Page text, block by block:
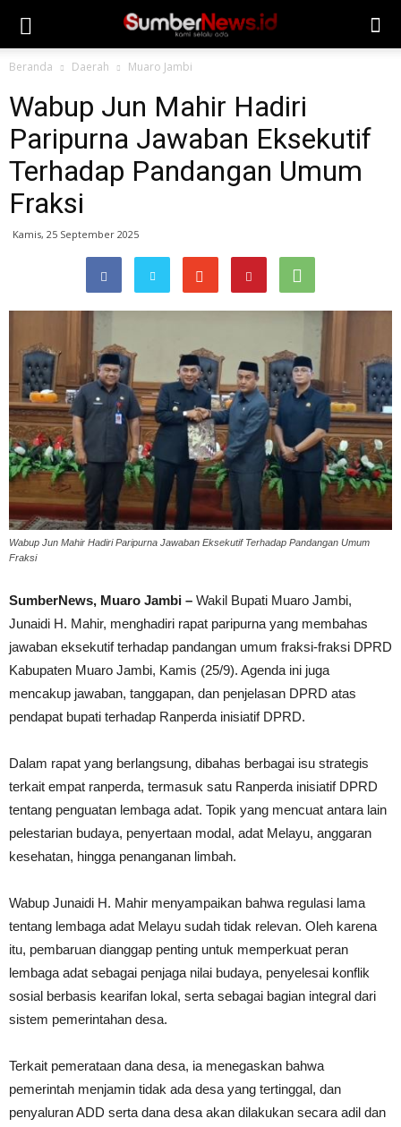
Beranda Daerah Muaro Jambi
Wabup Jun Mahir Hadiri
Paripurna Jawaban Eksekutif
Terhadap Pandangan Umum
Fraksi
Kamis, 25 September 2025
Wabup Jun Mahir Hadiri Paripurna Jawaban Eksekutif Terhadap Pandangan Umum
Fraksi
SumberNews, Muaro Jambi – Wakil Bupati Muaro Jambi,
Junaidi H. Mahir, menghadiri rapat paripurna yang membahas
jawaban eksekutif terhadap pandangan umum fraksi-fraksi DPRD
Kabupaten Muaro Jambi, Kamis (25/9). Agenda ini juga
mencakup jawaban, tanggapan, dan penjelasan DPRD atas
pendapat bupati terhadap Ranperda inisiatif DPRD.
Dalam rapat yang berlangsung, dibahas berbagai isu strategis
terkait empat ranperda, termasuk satu Ranperda inisiatif DPRD
tentang penguatan lembaga adat. Topik yang mencuat antara lain
pelestarian budaya, penyertaan modal, adat Melayu, anggaran
kesehatan, hingga penanganan limbah.
Wabup Junaidi H. Mahir menyampaikan bahwa regulasi lama
tentang lembaga adat Melayu sudah tidak relevan. Oleh karena
itu, pembaruan dianggap penting untuk memperkuat peran
lembaga adat sebagai penjaga nilai budaya, penyelesai konflik
sosial berbasis kearifan lokal, serta sebagai bagian integral dari
sistem pemerintahan desa.
Terkait pemerataan dana desa, ia menegaskan bahwa
pemerintah menjamin tidak ada desa yang tertinggal, dan
penyaluran ADD serta dana desa akan dilakukan secara adil dan